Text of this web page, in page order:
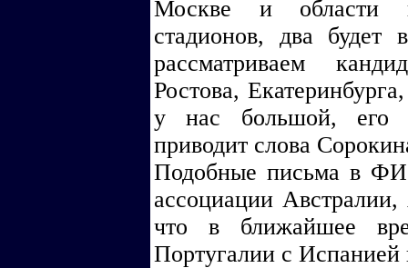
Москве и области
стадионов, два будет
рассматриваем
Ростова,
у нас большой, его
приводит слова
Подобные письма в
ассоциации
что в ближайшее
Португалии с Испанией